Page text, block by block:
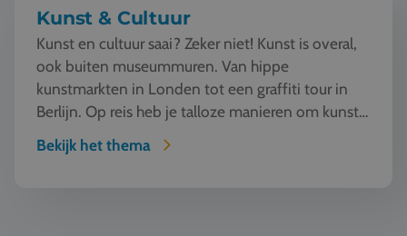
Kunst & Cultuur
Kunst en cultuur saai? Zeker niet! Kunst is overal,
ook buiten museummuren. Van hippe
kunstmarkten in Londen tot een graffiti tour in
Berlijn. Op reis heb je talloze manieren om kunst
te beleven en...
Bekijk het thema